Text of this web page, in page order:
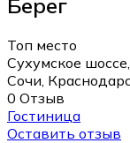
Топ место
Сухумское
Сочи,
0 Отзыв
Гостиница
Оставить отзыв